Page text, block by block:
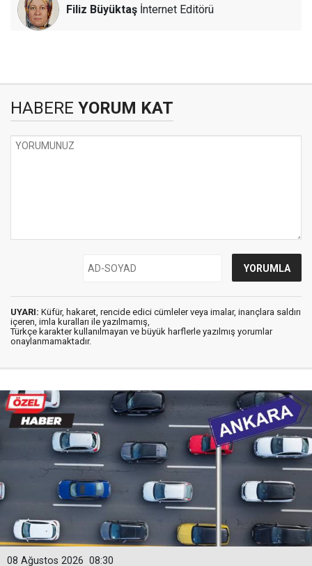
Filiz Büyüktaş İnternet Editörü
HABERE YORUM KAT
UYARI: Küfür, hakaret, rencide edici cümleler veya imalar, inançlara saldırı
içeren, imla kuralları ile yazılmamış,
Türkçe karakter kullanılmayan ve büyük harflerle yazılmış yorumlar
onaylanmamaktadır.
08:30
08 Ağustos 2026